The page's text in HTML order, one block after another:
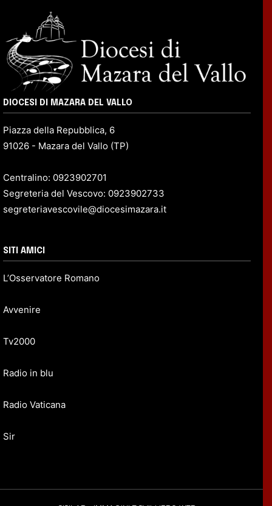
DIOCESI DI MAZARA DEL VALLO
Piazza della Repubblica, 6
91026 - Mazara del Vallo (TP)
Centralino: 0923902701
Segreteria del Vescovo: 0923902733
segreteriavescovile@diocesimazara.it
SITI AMICI
L’Osservatore Romano
Avvenire
Tv2000
Radio in blu
Radio Vaticana
Sir